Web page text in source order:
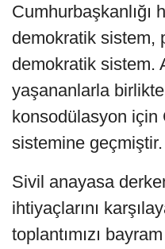
Cumhurbaşkanlığı
demokratik sistem,
demokratik sistem.
yaşananlarla
konsodülasyon için
sistemine geçmiştir.
Sivil anayasa
ihtiyaçlarını
toplantımızı